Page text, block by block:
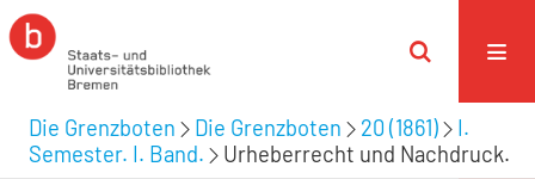
Die Grenzboten Die Grenzboten 20 (1861)
I.
Semester. I. Band.
Urheberrecht und Nachdruck.